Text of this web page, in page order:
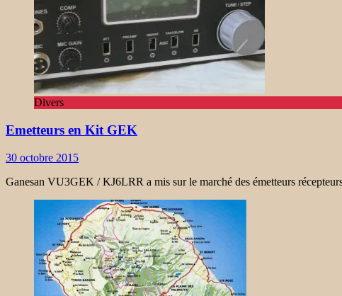
Divers
Emetteurs en Kit GEK
30 octobre 2015
Ganesan VU3GEK / KJ6LRR a mis sur le marché des émetteurs